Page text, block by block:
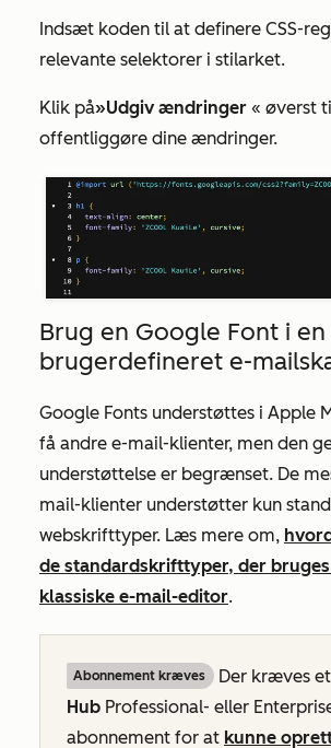
Indsæt koden til at definere CSS-
relevante selektorer i stilarket.
Klik på»Udgiv ændringer « øverst
offentliggøre dine ændringer.
Brug en Google Font i en
brugerdefineret e-
Google Fonts understøttes i Apple
få andre e-mail-klienter, men den
understøttelse er begrænset. De
mail-klienter understøtter kun
webskrifttyper. Læs mere om,
de standardskrifttyper, der bruges
klassiske e-mail-editor.
Abonnement kræves Der kræves et
Hub Professional- eller
abonnement for at kunne